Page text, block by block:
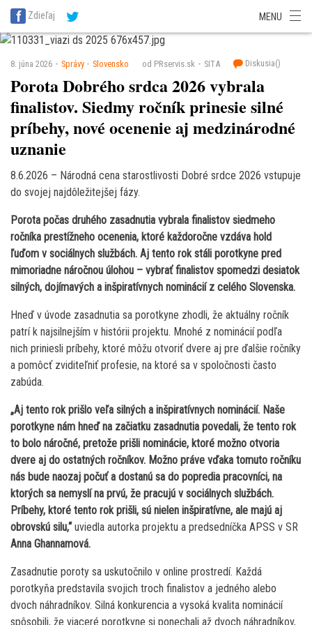
SITA Energetika
SITA Potravinárstvo
Zdieľaj MENU
8. júna 2026 Správy Slovensko od PRservis.sk SITA Diskusia()
Porota Dobrého srdca 2026 vybrala
finalistov. Siedmy ročník prinesie silné
príbehy, nové ocenenie aj medzinárodné
uznanie
8.6.2026 – Národná cena starostlivosti Dobré srdce 2026 vstupuje
do svojej najdôležitejšej fázy.
Porota počas druhého zasadnutia vybrala finalistov siedmeho
ročníka prestížneho ocenenia, ktoré každoročne vzdáva hold
ľuďom v sociálnych službách. Aj tento rok stáli porotkyne pred
mimoriadne náročnou úlohou – vybrať finalistov spomedzi desiatok
silných, dojímavých a inšpiratívnych nominácií z celého Slovenska.
Hneď v úvode zasadnutia sa porotkyne zhodli, že aktuálny ročník
patrí k najsilnejším v histórii projektu. Mnohé z nominácií podľa
nich priniesli príbehy, ktoré môžu otvoriť dvere aj pre ďalšie ročníky
a pomôcť zviditeľniť profesie, na ktoré sa v spoločnosti často
zabúda.
„Aj tento rok prišlo veľa silných a inšpiratívnych nominácií. Naše
porotkyne nám hneď na začiatku zasadnutia povedali, že tento rok
to bolo náročné, pretože prišli nominácie, ktoré možno otvoria
dvere aj do ostatných ročníkov. Možno práve vďaka tomuto ročníku
nás bude naozaj počuť a dostanú sa do popredia pracovníci, na
ktorých sa nemyslí na prvú, že pracujú v sociálnych službách.
Príbehy, ktoré tento rok prišli, sú nielen inšpiratívne, ale majú aj
obrovskú silu,“uviedla autorka projektu a predsedníčka APSS v SR
Anna Ghannamová.
Zasadnutie poroty sa uskutočnilo v online prostredí. Každá
porotkyňa predstavila svojich troch finalistov a jedného alebo
dvoch náhradníkov. Silná konkurencia a vysoká kvalita nominácií
spôsobili, že viaceré porotkyne si ponechali až dvoch náhradníkov,